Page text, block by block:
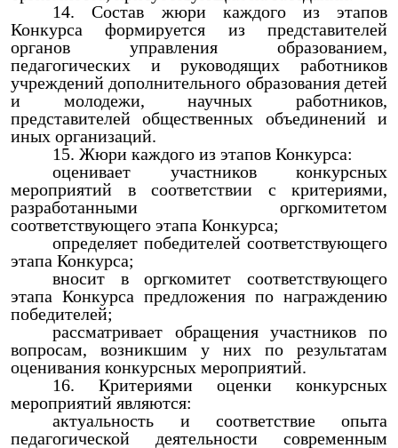
Состав жюри каждого из этапов
Конкурса формируется из представителей
органов управления образованием,
педагогических и руководящих работников
учреждений дополнительного образования детей
и молодежи, научных работников,
представителей общественных объединений и
иных организаций.
Жюри каждого из этапов Конкурса:
оценивает участников конкурсных
мероприятий в соответствии с критериями,
разработанными оргкомитетом
соответствующего этапа Конкурса;
определяет победителей соответствующего
этапа Конкурса;
вносит в оргкомитет соответствующего
этапа Конкурса предложения по награждению
победителей;
рассматривает обращения участников по
вопросам, возникшим у них по результатам
оценивания конкурсных мероприятий.
Критериями оценки конкурсных
мероприятий являются:
актуальность и соответствие опыта
педагогической деятельности современным